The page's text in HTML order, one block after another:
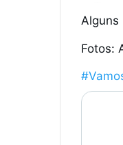
Alguns
Fotos: